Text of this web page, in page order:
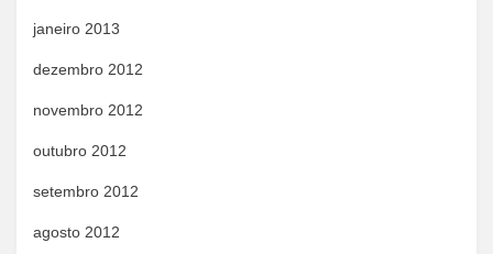
janeiro 2013
dezembro 2012
novembro 2012
outubro 2012
setembro 2012
agosto 2012